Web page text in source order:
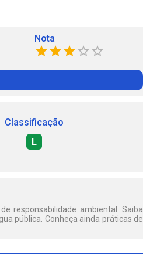
Nota
Classificação
L
responsabilidade ambiental. Saiba
pública. Conheça ainda práticas de